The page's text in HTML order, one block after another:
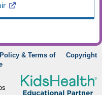
& Terms of
Copyright